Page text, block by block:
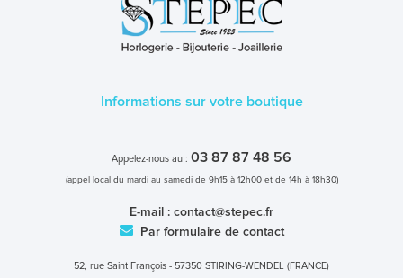
Informations sur votre boutique
Appelez-nous au : 03 87 87 48 56
(appel local du mardi au samedi de 9h15 à 12h00 et de 14h à 18h30)
E-mail : contact@stepec.fr
Par formulaire de contact
52, rue Saint François - 57350 STIRING-WENDEL (FRANCE)